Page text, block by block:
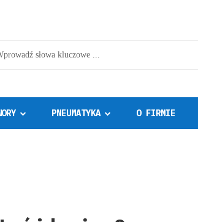
PNEUMATYKA O FIRMIE